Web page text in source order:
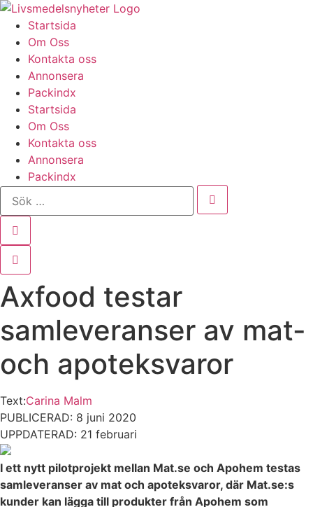
Hoppa
innehåll
Startsida
Om Oss
Kontakta oss
Annonsera
Packindx
Startsida
Om Oss
Kontakta oss
Annonsera
Packindx
Sök
Axfood testar
samleveranser av mat-
och apoteksvaror
Text:Carina Malm
PUBLICERAD: 8 juni 2020
UPPDATERAD: 21 februari
I ett nytt pilotprojekt mellan Mat.se och Apohem testas
samleveranser av mat och apoteksvaror, där Mat.se:s
kunder kan lägga till produkter från Apohem som